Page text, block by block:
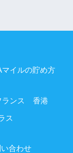
イルの貯め方
ランス 香港
ス
合わせ